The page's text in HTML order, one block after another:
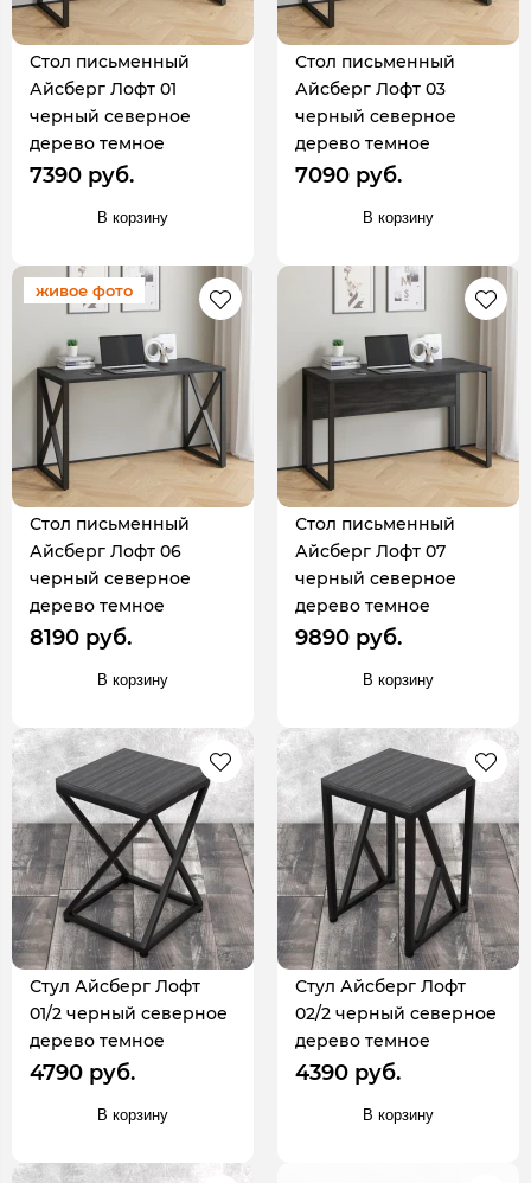
Стол письменный
Айсберг Лофт 01
черный северное
дерево темное
7390 руб.
В корзину
Стол письменный
Айсберг Лофт 03
черный северное
дерево темное
7090 руб.
В корзину
живое фото
Стол письменный
Айсберг Лофт 06
черный северное
дерево темное
8190 руб.
В корзину
Стол письменный
Айсберг Лофт 07
черный северное
дерево темное
9890 руб.
В корзину
Стул Айсберг Лофт
01/2 черный северное
дерево темное
4790 руб.
В корзину
Стул Айсберг Лофт
02/2 черный северное
дерево темное
4390 руб.
В корзину